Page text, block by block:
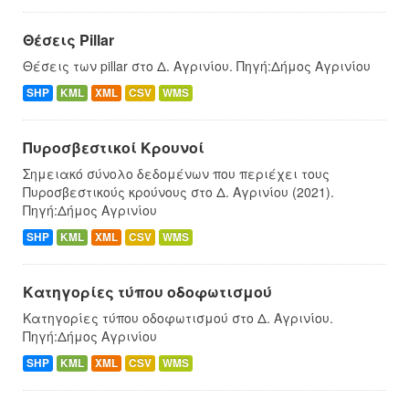
Θέσεις Pillar
Θέσεις των pillar στο Δ. Αγρινίου. Πηγή:Δήμος Αγρινίου
SHP KML XML CSV WMS
Πυροσβεστικοί Κρουνοί
Σημειακό σύνολο δεδομένων που περιέχει τους
Πυροσβεστικούς κρούνους στο Δ. Αγρινίου (2021).
Πηγή:Δήμος Αγρινίου
SHP KML XML CSV WMS
Κατηγορίες τύπου οδοφωτισμού
Κατηγορίες τύπου οδοφωτισμού στο Δ. Αγρινίου.
Πηγή:Δήμος Αγρινίου
SHP KML XML CSV WMS